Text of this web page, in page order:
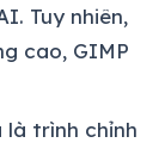
Tuy nhiên,
cao, GIMP
trình chỉnh